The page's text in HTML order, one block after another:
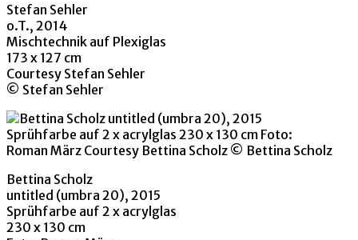
Stefan Sehler
o.T., 2014
Mischtechnik auf Plexiglas
173 x 127 cm
Courtesy Stefan Sehler
© Stefan Sehler
Bettina Scholz
untitled (umbra 20), 2015
Sprühfarbe auf 2 x acrylglas
230 x 130 cm